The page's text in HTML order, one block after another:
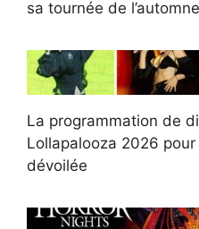
sa tournée de
La programmation de
Lollapalooza 2026
dévoilée